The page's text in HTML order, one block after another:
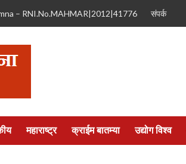
– RNI.No.MAHMAR|2012|41776 संपर्क
महाराष्ट्र क्राईम बातम्या उद्योग विश्व